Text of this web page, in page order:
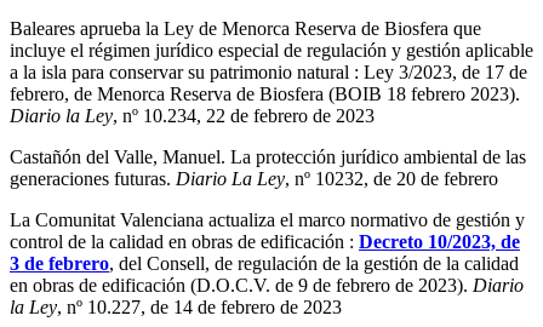
Baleares aprueba la Ley de Menorca Reserva de Biosfera que
incluye el régimen jurídico especial de regulación y gestión aplicable
a la isla para conservar su patrimonio natural : Ley 3/2023, de 17 de
febrero, de Menorca Reserva de Biosfera (BOIB 18 febrero 2023).
Diario la Ley, nº 10.234, 22 de febrero de 2023
Castañón del Valle, Manuel. La protección jurídico ambiental de las
generaciones futuras. Diario La Ley, nº 10232, de 20 de febrero
La Comunitat Valenciana actualiza el marco normativo de gestión y
control de la calidad en obras de edificación : Decreto 10/2023, de
3 de febrero, del Consell, de regulación de la gestión de la calidad
en obras de edificación (D.O.C.V. de 9 de febrero de 2023). Diario
la Ley, nº 10.227, de 14 de febrero de 2023